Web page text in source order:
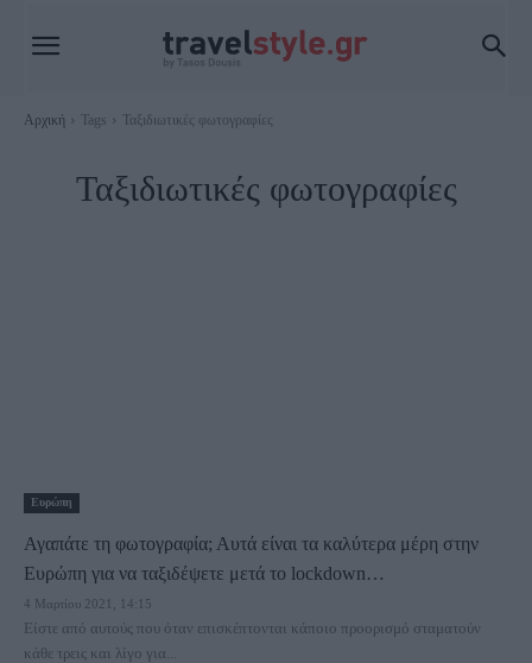
Αρχική Tags Ταξιδιωτικές φωτογραφίες
Ταξιδιωτικές φωτογραφίες
Ευρώπη
Αγαπάτε τη φωτογραφία; Αυτά είναι τα καλύτερα μέρη στην
Ευρώπη για να ταξιδέψετε μετά το lockdown…
4 Μαρτίου 2021, 14:15
Είστε από αυτούς που όταν επισκέπτονται κάποιο προορισμό σταματούν
κάθε τρεις και λίγο για...